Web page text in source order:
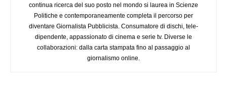
continua ricerca del suo posto nel mondo si laurea in Scienze
Politiche e contemporaneamente completa il percorso per
diventare Giornalista Pubblicista. Consumatore di dischi, tele-
dipendente, appassionato di cinema e serie tv. Diverse le
collaborazioni: dalla carta stampata fino al passaggio al
giornalismo online.